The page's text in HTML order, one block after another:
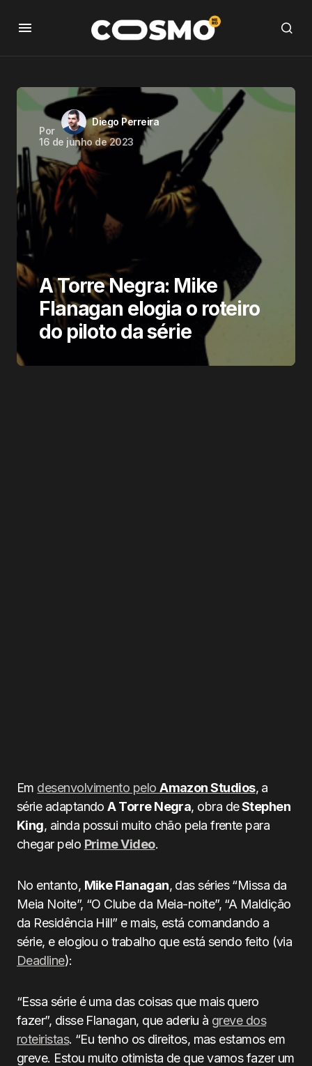
Por
Diego Perreira
16 de junho de 2023
A Torre Negra: Mike
Flanagan elogia o roteiro
do piloto da série
Em desenvolvimento peloAmazon Studios, a
série adaptandoA Torre Negra, obra deStephen
King, ainda possui muito chão pela frente para
chegar pelo Prime Video.
No entanto, Mike Flanagan, das séries “Missa da
Meia Noite”, “O Clube da Meia-noite”, “A Maldição
da Residência Hill” e mais, está comandando a
série, e elogiou o trabalho que está sendo feito (via
Deadline):
“Essa série é uma das coisas que mais quero
fazer”, disse Flanagan, que aderiu à greve dos
roteiristas. “Eu tenho os direitos, mas estamos em
greve. Estou muito otimista de que vamos fazer um